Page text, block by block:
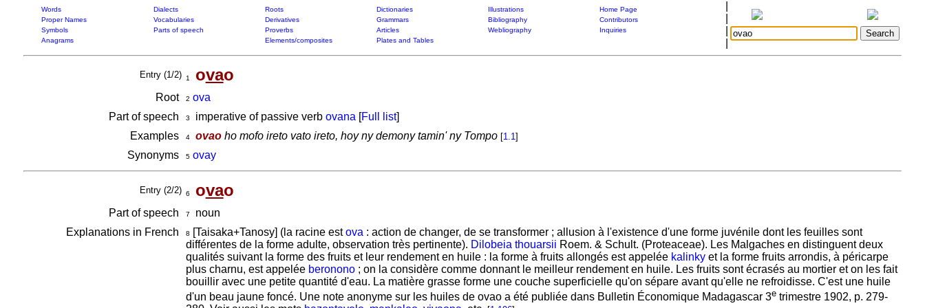
Words Dialects Roots Dictionaries Illustrations
Home Page
Proper Names
Vocabularies Derivatives Grammars Bibliography
Contributors
Symbols
Parts of speech Proverbs Articles Webliography
Inquiries
Anagrams
Elements/composites Plates and Tables
Entry (1/2) 1 ovao
Root 2 ova
Part of speech
3 imperative of passive verb ovana [Full list]
Examples
4 ovaoho mofo ireto vato ireto, hoy ny demony tamin' ny Tompo [1.1]
Synonyms 5 ovay
Entry (2/2) 6 ovao
Part of speech 7
noun
Explanations in French
8 [Taisaka+Tanosy] (la racine estova : action de changer, de se transformer ; allusion à l'existence d'une forme juvénile dont les feuilles sont
différentes de la forme adulte, observation très pertinente). Dilobeia thouarsii Roem. & Schult. (Proteaceae). Les Malgaches en distinguent deux
qualités suivant la forme des fruits et leur rendement en huile : la forme à fruits allongés est appelée kalinkyet la forme fruits arrondis, à péricarpe
plus charnu, est appelée beronono; on la considère comme donnant le meilleur rendement en huile. Les fruits sont écrasés au mortier et on les fait
bouillir avec une petite quantité d'eau. La matière grasse forme une couche superficielle qu'on sépare avant qu'elle ne refroidisse. C'est une huile
d'un beau jaune foncé. Une note anonyme sur les huiles de ovao a été publiée dans Bulletin Économique Madagascar 3etrimestre 1902, p. 279-